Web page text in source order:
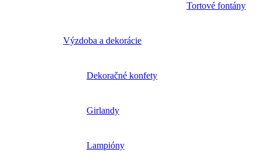
Tortové fontány
Výzdoba a dekorácie
Dekoračné konfety
Girlandy
Lampióny